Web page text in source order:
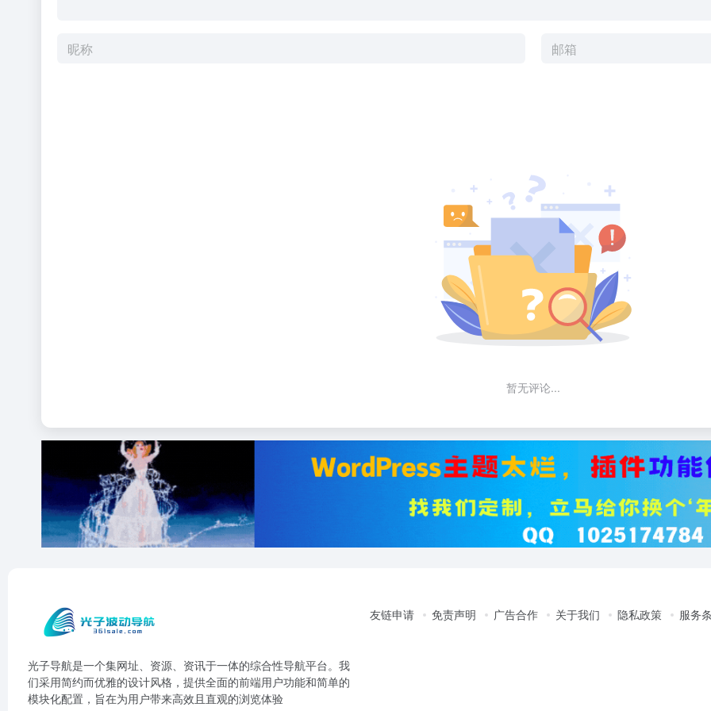
暂无评论...
光子导航是一个集网址、资源、资讯于一体的综合性导航平台。我
们采用简约而优雅的设计风格，提供全面的前端用户功能和简单的
模块化配置，旨在为用户带来高效且直观的浏览体验
友链申请 免责声明 广告合作 关于我们 隐私政策 服务